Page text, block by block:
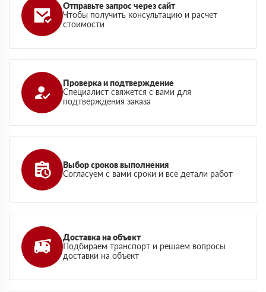
Отправьте запрос через сайт
Чтобы получить консультацию и расчет
стоимости
Проверка и подтверждение
Специалист свяжется с вами для
подтверждения заказа
Выбор сроков выполнения
Согласуем с вами сроки и все детали работ
Доставка на объект
Подбираем транспорт и решаем вопросы
доставки на объект